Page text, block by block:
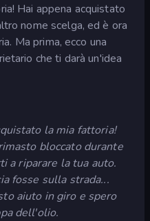
Hai appena acquistato
nome scelga, ed è ora
Ma prima, ecco una
che ti darà un'idea
la mia fattoria!
bloccato durante
a riparare la tua auto.
fosse sulla strada...
aiuto in giro e spero
dell'olio.